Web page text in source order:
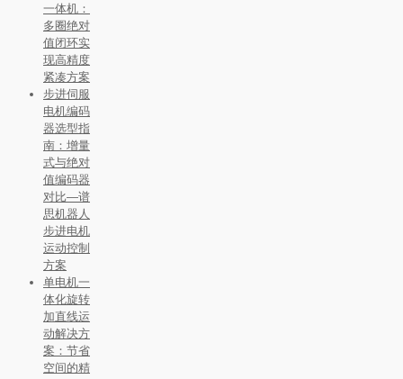
一体机：
多圈绝对
值闭环实
现高精度
紧凑方案
步进伺服
电机编码
器选型指
南：增量
式与绝对
值编码器
对比—谱
思机器人
步进电机
运动控制
方案
单电机一
体化旋转
加直线运
动解决方
案：节省
空间的精